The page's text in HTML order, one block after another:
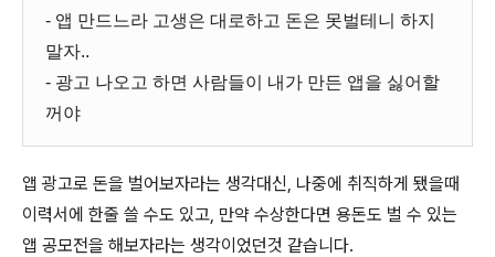
- 앱 만드느라 고생은 대로하고 돈은 못벌테니 하지
말자..
- 광고 나오고 하면 사람들이 내가 만든 앱을 싫어할
꺼야
앱 광고로 돈을 벌어보자라는 생각대신, 나중에 취직하게 됐을때
이력서에 한줄 쓸 수도 있고, 만약 수상한다면 용돈도 벌 수 있는
앱 공모전을 해보자라는 생각이었던것 같습니다.